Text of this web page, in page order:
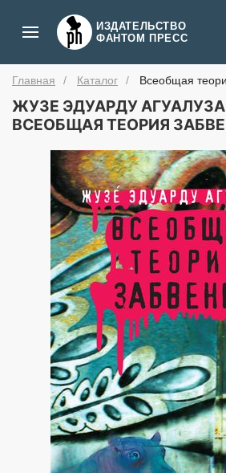
ИЗДАТЕЛЬСТВО
ФАНТОМ ПРЕСС
Главная Каталог Всеобщая
ЖУЗЕ ЭДУАРДУ АГУАЛУЗА
ВСЕОБЩАЯ ТЕОРИЯ